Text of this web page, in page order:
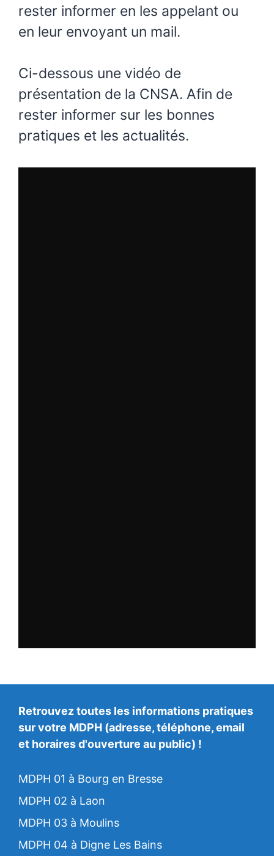
rester informer en les appelant ou
en leur envoyant un mail.
Ci-dessous une vidéo de
présentation de la CNSA. Afin de
rester informer sur les bonnes
pratiques et les actualités.
Retrouvez toutes les informations pratiques
sur votre MDPH (adresse, téléphone, email
et horaires d'ouverture au public) !
MDPH 01 à Bourg en Bresse
MDPH 02 à Laon
MDPH 03 à Moulins
MDPH 04 à Digne Les Bains